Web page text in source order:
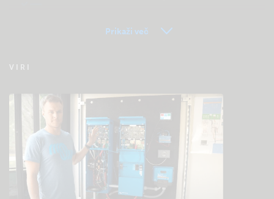
Preverite bazo znanja skupnosti
Splošni prenosi in dokumentacija
Prikaži več
VIRI